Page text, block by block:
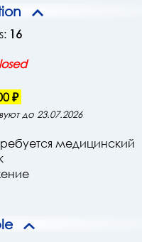
16
₽
до 23.07.2026
медицинский